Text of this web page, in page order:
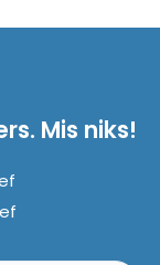
Mis niks!